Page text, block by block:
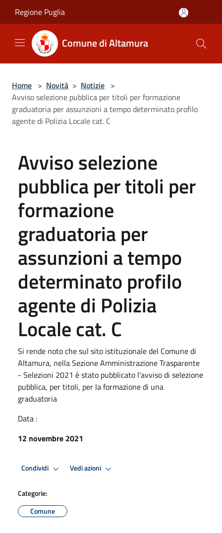
Regione Puglia
Comune di Altamura
Home > Novità > Notizie >
Avviso selezione pubblica per titoli per formazione
graduatoria per assunzioni a tempo determinato profilo
agente di Polizia Locale cat. C
Avviso selezione
pubblica per titoli per
formazione
graduatoria per
assunzioni a tempo
determinato profilo
agente di Polizia
Locale cat. C
Si rende noto che sul sito istituzionale del Comune di
Altamura, nella Sezione Amministrazione Trasparente
- Selezioni 2021 è stato pubblicato l'avviso di selezione
pubblica, per titoli, per la formazione di una
graduatoria
Data :
12 novembre 2021
Condividi Vedi azioni
Categorie:
Comune